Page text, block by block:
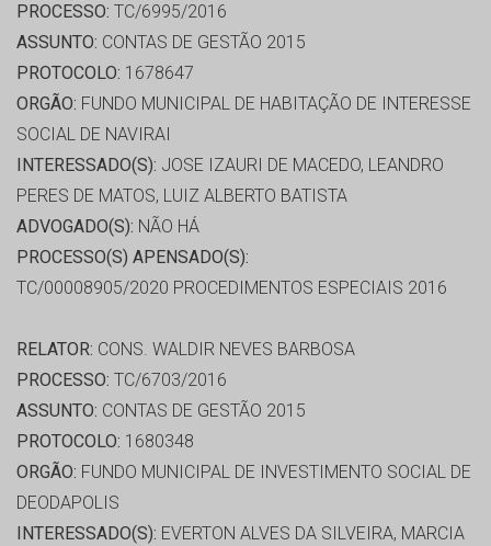
PROCESSO: TC/6995/2016
ASSUNTO: CONTAS DE GESTÃO 2015
PROTOCOLO: 1678647
ORGÃO: FUNDO MUNICIPAL DE HABITAÇÃO DE INTERESSE
SOCIAL DE NAVIRAI
INTERESSADO(S): JOSE IZAURI DE MACEDO, LEANDRO
PERES DE MATOS, LUIZ ALBERTO BATISTA
ADVOGADO(S): NÃO HÁ
PROCESSO(S) APENSADO(S):
TC/00008905/2020 PROCEDIMENTOS ESPECIAIS 2016
RELATOR: CONS. WALDIR NEVES BARBOSA
PROCESSO: TC/6703/2016
ASSUNTO: CONTAS DE GESTÃO 2015
PROTOCOLO: 1680348
ORGÃO: FUNDO MUNICIPAL DE INVESTIMENTO SOCIAL DE
DEODAPOLIS
INTERESSADO(S): EVERTON ALVES DA SILVEIRA, MARCIA